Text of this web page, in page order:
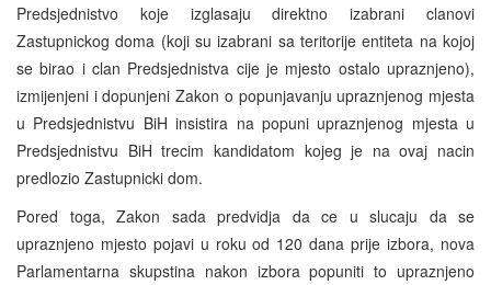
Predsjednistvo koje izglasaju direktno izabrani clanovi
Zastupnickog doma (koji su izabrani sa teritorije entiteta na kojoj
se birao i clan Predsjednistva cije je mjesto ostalo upraznjeno),
izmijenjeni i dopunjeni Zakon o popunjavanju upraznjenog mjesta
u Predsjednistvu BiH insistira na popuni upraznjenog mjesta u
Predsjednistvu BiH trecim kandidatom kojeg je na ovaj nacin
predlozio Zastupnicki dom.
Pored toga, Zakon sada predvidja da ce u slucaju da se
upraznjeno mjesto pojavi u roku od 120 dana prije izbora, nova
Parlamentarna skupstina nakon izbora popuniti to upraznjeno